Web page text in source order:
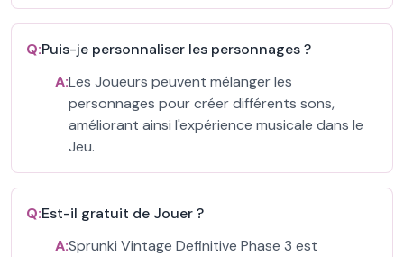
Q:Puis-je personnaliser les personnages ?
A:Les Joueurs peuvent mélanger les
personnages pour créer différents sons,
améliorant ainsi l'expérience musicale dans le
Jeu.
Q:Est-il gratuit de Jouer ?
A:Sprunki Vintage Definitive Phase 3 est